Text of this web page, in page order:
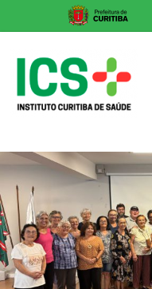
content
ICS
Instituto
Curitiba
de
Saúde